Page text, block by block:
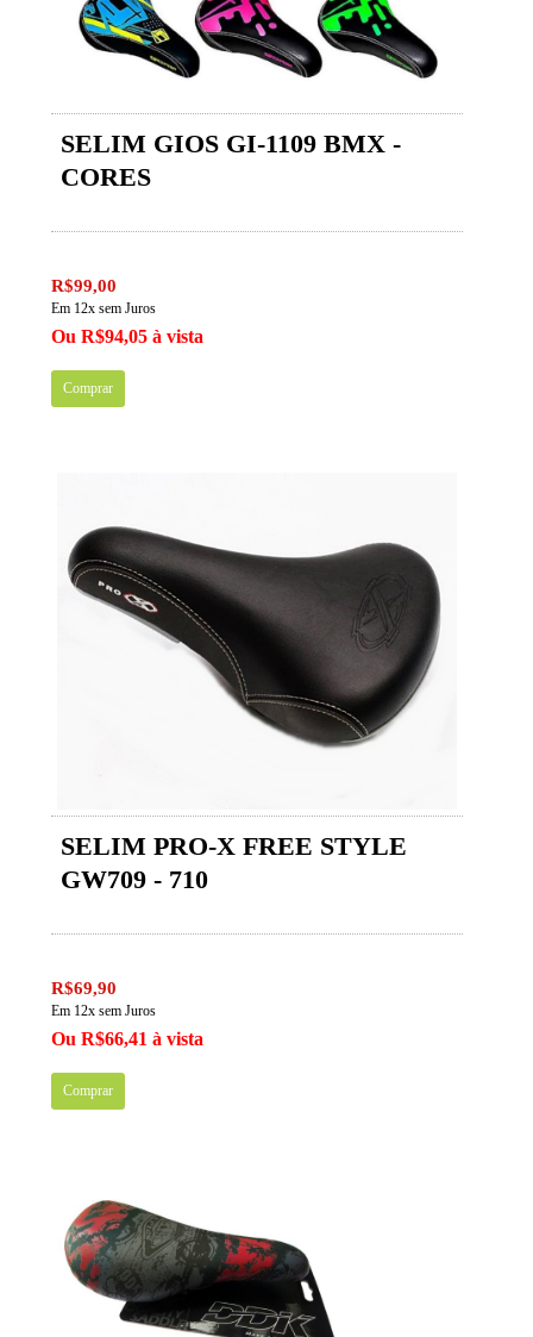
SELIM GIOS GI-1109 BMX -
CORES
R$99,00
Em 12x sem Juros
Ou R$94,05 à vista
Comprar
SELIM PRO-X FREE STYLE
GW709 - 710
R$69,90
Em 12x sem Juros
Ou R$66,41 à vista
Comprar